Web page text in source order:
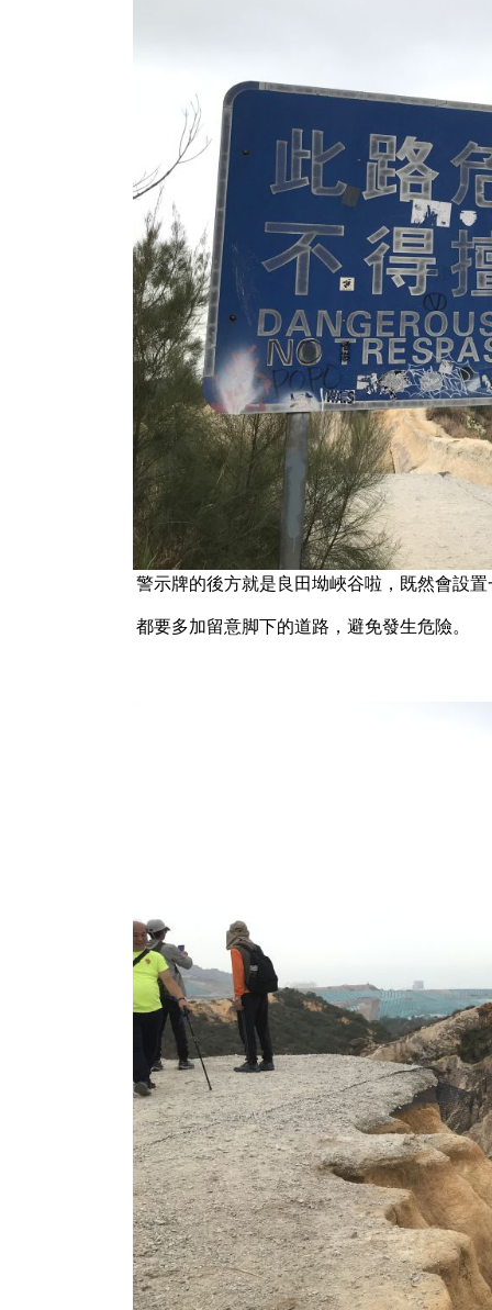
警示牌的後方就是良田坳峽谷啦，既然會設
都要多加留意脚下的道路，避免發生危險。